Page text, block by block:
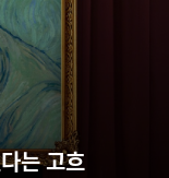
는 고흐